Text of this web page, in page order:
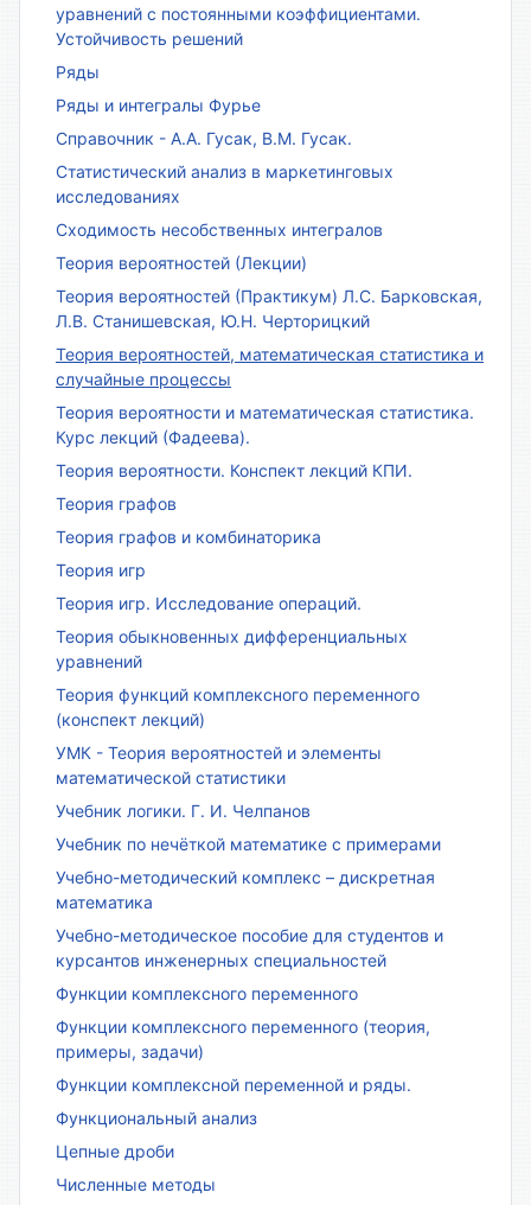
уравнений с постоянными коэффициентами.
Устойчивость решений
Ряды
Ряды и интегралы Фурье
Справочник - А.А. Гусак, В.М. Гусак.
Статистический анализ в маркетинговых
исследованиях
Сходимость несобственных интегралов
Теория вероятностей (Лекции)
Теория вероятностей (Практикум) Л.С. Барковская,
Л.В. Станишевская, Ю.Н. Черторицкий
Теория вероятностей, математическая статистика и
случайные процессы
Теория вероятности и математическая статистика.
Курс лекций (Фадеева).
Теория вероятности. Конспект лекций КПИ.
Теория графов
Теория графов и комбинаторика
Теория игр
Теория игр. Исследование операций.
Теория обыкновенных дифференциальных
уравнений
Теория функций комплексного переменного
(конспект лекций)
УМК - Теория вероятностей и элементы
математической статистики
Учебник логики. Г. И. Челпанов
Учебник по нечёткой математике с примерами
Учебно-методический комплекс – дискретная
математика
Учебно-методическое пособие для студентов и
курсантов инженерных специальностей
Функции комплексного переменного
Функции комплексного переменного (теория,
примеры, задачи)
Функции комплексной переменной и ряды.
Функциональный анализ
Цепные дроби
Численные методы